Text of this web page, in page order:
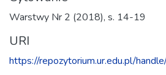
Warstwy Nr 2 (2018), s. 14-19
URI
https://repozytorium.ur.edu.pl/